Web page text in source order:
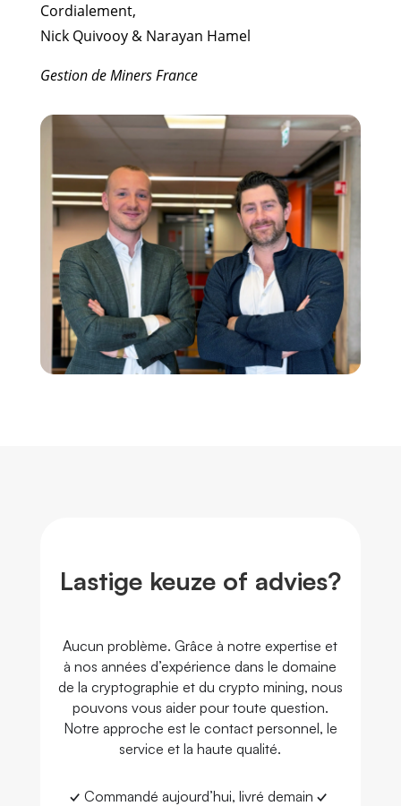
Cordialement,
Nick Quivooy & Narayan Hamel
Gestion de Miners France
Lastige keuze of advies?
Aucun problème. Grâce à notre expertise et
à nos années d’expérience dans le domaine
de la cryptographie et du crypto mining, nous
pouvons vous aider pour toute question.
Notre approche est le contact personnel, le
service et la haute qualité.
✓ Commandé aujourd’hui, livré demain ✓